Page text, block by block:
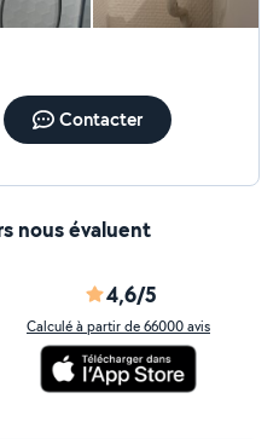
Contacter
nous évaluent
4,6/5
Calculé à partir de 66000 avis